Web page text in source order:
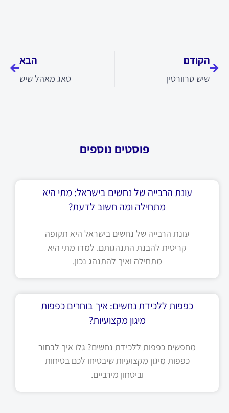
הקודם
שיש טרוורטין
הבא
טאג מאהל שיש
פוסטים נוספים
עונת הרבייה של נחשים בישראל: מתי היא
מתחילה ומה חשוב לדעת?
עונת הרבייה של נחשים בישראל היא תקופה
קריטית להבנת התנהגותם. למדו מתי היא
מתחילה ואיך להתנהג נכון.
כפפות ללכידת נחשים: איך בוחרים כפפות
מיגון מקצועיות?
מחפשים כפפות ללכידת נחשים? גלו איך לבחור
כפפות מיגון מקצועיות שיבטיחו לכם בטיחות
וביטחון מירביים.